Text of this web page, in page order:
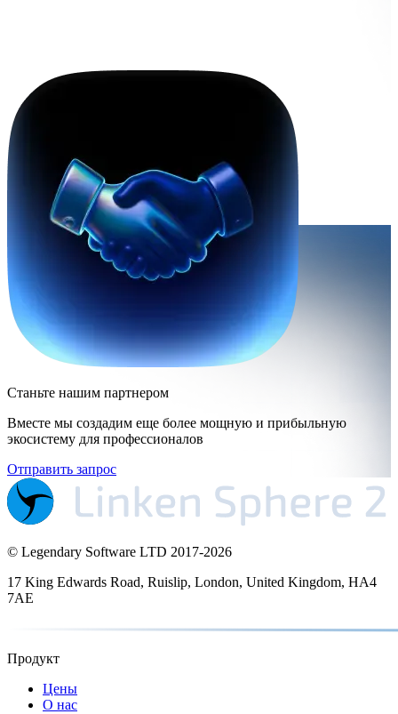
Станьте нашим партнером
Вместе мы создадим еще более мощную и прибыльную
экосистему для профессионалов
Отправить запрос
© Legendary Software LTD 2017-2026
17 King Edwards Road, Ruislip, London, United Kingdom, HA4
7AE
Продукт
Цены
О нас